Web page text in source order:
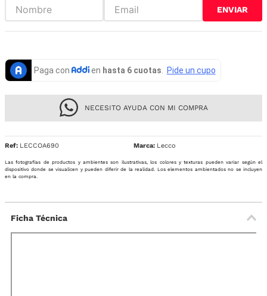
ENVIAR
NECESITO AYUDA CON MI COMPRA
Ref: LECCOA690 Lecco
Las fotografías de productos y ambientes son ilustrativas, los colores y texturas pueden variar según el
dispositivo donde se visualicen y pueden diferir de la realidad. Los elementos ambientados no se incluyen
en la compra.
Ficha Técnica